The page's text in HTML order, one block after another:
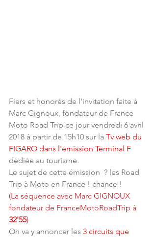
Fiers et honorés de l'invitation faite à
Marc Gignoux, fondateur de France
Moto Road Trip ce jour vendredi 6 avril
2018 à partir de 15h10 sur la Tv web du
FIGARO dans l'émission Terminal F
dédiée au tourisme.
Le sujet de cette émission  ? les Road
Trip à Moto en France ! chance !
(La séquence avec Marc GIGNOUX
fondateur de FranceMotoRoadTrip à
32'55)
On va y annoncer les 3 circuits que